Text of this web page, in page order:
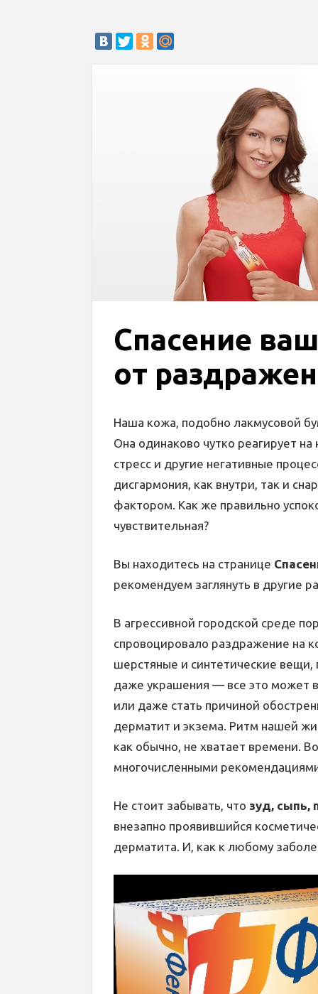
Спасение
от
Наша кожа, подобно лакмусовой
Она одинаково чутко реагирует
стресс и другие негативные
дисгармония, как внутри, так и
фактором. Как же правильно
чувствительная?
Вы находитесь на странице
рекомендуем заглянуть в другие
В агрессивной городской среде
спровоцировало раздражение на
шерстяные и синтетические
даже украшения — все это может
или даже стать причиной
дерматит и экзема. Ритм нашей
как обычно, не хватает времени.
многочисленными
Не стоит забывать, что зуд, сыпь,
внезапно проявившийся
дерматита. И, как к любому